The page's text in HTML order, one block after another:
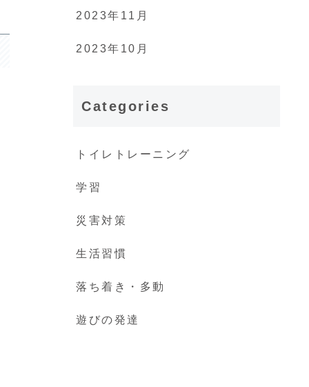
2023年11月
2023年10月
Categories
トイレトレーニング
学習
災害対策
生活習慣
落ち着き・多動
遊びの発達